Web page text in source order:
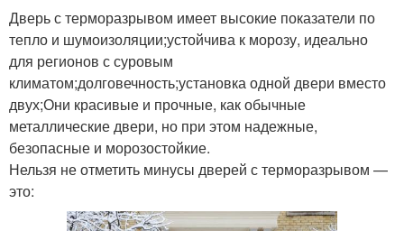
Дверь с терморазрывом имеет высокие показатели по
тепло и шумоизоляции;устойчива к морозу, идеально
для регионов с суровым
климатом;долговечность;установка одной двери вместо
двух;Они красивые и прочные, как обычные
металлические двери, но при этом надежные,
безопасные и морозостойкие.
Нельзя не отметить минусы дверей с терморазрывом —
это: